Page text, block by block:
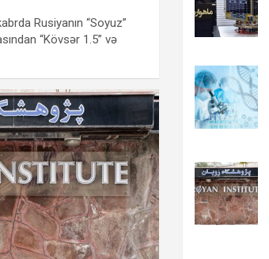
Rusiyanın “Soyuz”
“Kövsər 1.5” və